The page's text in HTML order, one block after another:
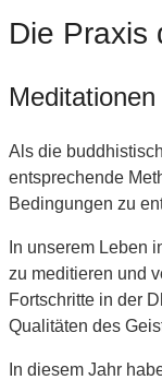
Die Praxis
Als die
entsprechende
Bedingungen zu
In unserem Leben
zu meditieren und
Fortschritte in der
Qualitäten des
In diesem Jahr